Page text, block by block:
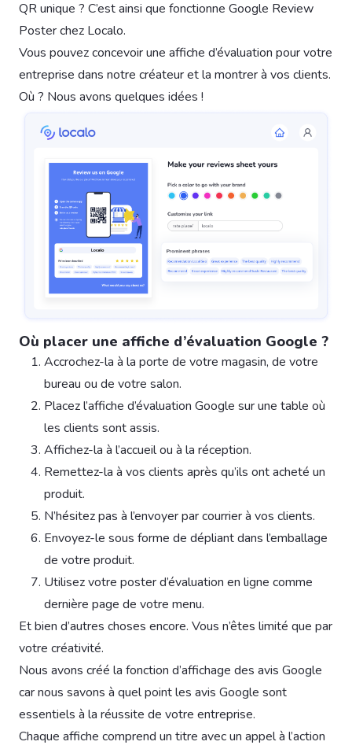
QR unique ? C’est ainsi que fonctionne Google Review
Poster chez Localo.
Vous pouvez concevoir une affiche d’évaluation pour votre
entreprise dans notre créateur et la montrer à vos clients.
Où ? Nous avons quelques idées !
Où placer une affiche d’évaluation Google ?
Accrochez-la à la porte de votre magasin, de votre
bureau ou de votre salon.
Placez l’affiche d’évaluation Google sur une table où
les clients sont assis.
Affichez-la à l’accueil ou à la réception.
Remettez-la à vos clients après qu’ils ont acheté un
produit.
N’hésitez pas à l’envoyer par courrier à vos clients.
Envoyez-le sous forme de dépliant dans l’emballage
de votre produit.
Utilisez votre poster d’évaluation en ligne comme
dernière page de votre menu.
Et bien d’autres choses encore. Vous n’êtes limité que par
votre créativité.
Nous avons créé la fonction d’affichage des avis Google
car nous savons à quel point les avis Google sont
essentiels à la réussite de votre entreprise.
Chaque affiche comprend un titre avec un appel à l’action